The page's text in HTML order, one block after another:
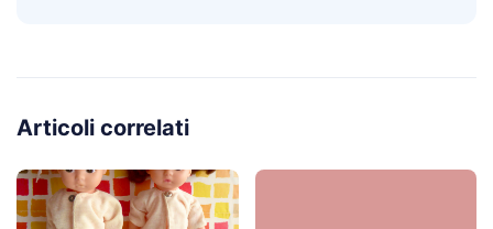
Articoli correlati